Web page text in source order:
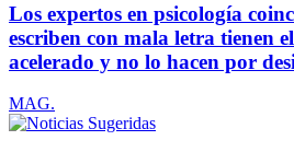
Los expertos en psicología
escriben con mala letra tienen
acelerado y no lo hacen por
MAG.